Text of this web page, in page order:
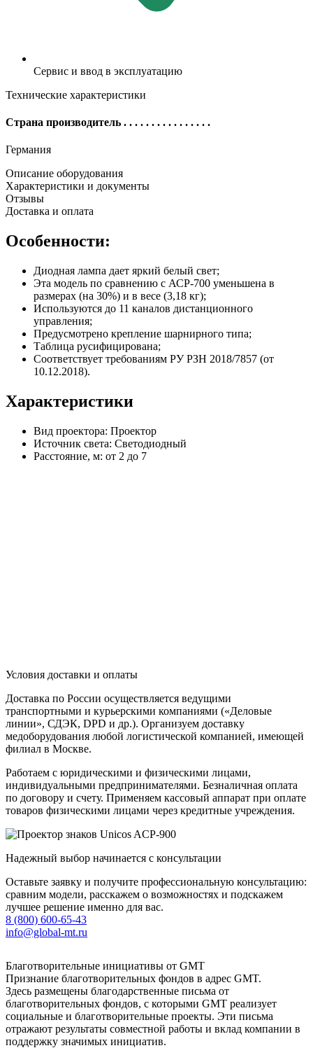
Сервис и ввод в эксплуатацию
Технические характеристики
Страна производитель . . . . . . . . . . . . . . . .
Германия
Описание оборудования
Характеристики и документы
Отзывы
Доставка и оплата
Особенности:
Диодная лампа дает яркий белый свет;
Эта модель по сравнению с АСР-700 уменьшена в
размерах (на 30%) и в весе (3,18 кг);
Используются до 11 каналов дистанционного
управления;
Предусмотрено крепление шарнирного типа;
Таблица русифицирована;
Соответствует требованиям РУ РЗН 2018/7857 (от
10.12.2018).
Характеристики
Вид проектора: Проектор
Источник света: Светодиодный
Расстояние, м: от 2 до 7
Условия доставки и оплаты
Доставка по России осуществляется ведущими
транспортными и курьерскими компаниями («Деловые
линии», СДЭК, DPD и др.). Организуем доставку
медоборудования любой логистической компанией, имеющей
филиал в Москве.
Работаем с юридическими и физическими лицами,
индивидуальными предпринимателями. Безналичная оплата
по договору и счету. Применяем кассовый аппарат при оплате
товаров физическими лицами через кредитные учреждения.
Надежный выбор начинается с консультации
Оставьте заявку и получите профессиональную консультацию:
сравним модели, расскажем о возможностях и подскажем
лучшее решение именно для вас.
8 (800) 600-65-43
info@global-mt.ru
Благотворительные инициативы от GMT
Признание благотворительных фондов в адрес GMT.
Здесь размещены благодарственные письма от
благотворительных фондов, с которыми GMT реализует
социальные и благотворительные проекты. Эти письма
отражают результаты совместной работы и вклад компании в
поддержку значимых инициатив.